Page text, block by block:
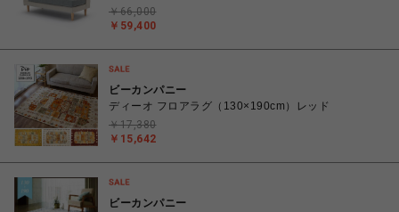
￥59,400
￥66,000
ビーカンパニー
ディーオ フロアラグ（130×190cm）レッド
￥15,642
￥17,380
ビーカンパニー